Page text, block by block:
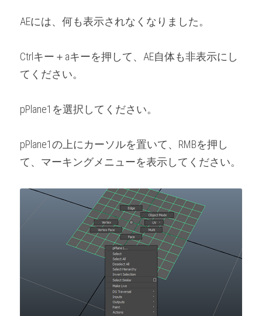
AEには、何も表示されなくなりました。
Ctrlキー＋aキーを押して、AE自体も非表示にし
てください。
pPlane1を選択してください。
pPlane1の上にカーソルを置いて、RMBを押し
て、マーキングメニューを表示してください。